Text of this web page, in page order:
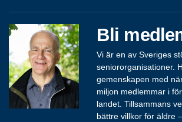
Bli
Vi är en av Sveriges
seniororganisationer.
gemenskapen med
miljon medlemmar i
landet. Tillsammans
bättre villkor för äldre